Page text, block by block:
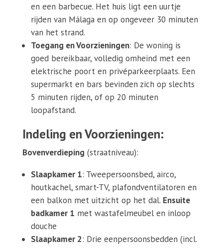
en een barbecue. Het huis ligt een uurtje
rijden van Málaga en op ongeveer 30 minuten
van het strand.
Toegang en Voorzieningen: De woning is
goed bereikbaar, volledig omheind met een
elektrische poort en privéparkeerplaats. Een
supermarkt en bars bevinden zich op slechts
5 minuten rijden, of op 20 minuten
loopafstand.
Indeling en Voorzieningen:
Bovenverdieping (straatniveau):
Slaapkamer 1: Tweepersoonsbed, airco,
houtkachel, smart-TV, plafondventilatoren en
een balkon met uitzicht op het dal. Ensuite
badkamer 1 met wastafelmeubel en inloop
douche
Slaapkamer 2: Drie eenpersoonsbedden (incl.